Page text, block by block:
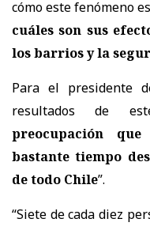
cómo este fenómeno es
cuáles son sus
los barrios y la
Para el presidente
resultados de
preocupación
bastante tiempo
de todo Chile”.
“Siete de cada diez